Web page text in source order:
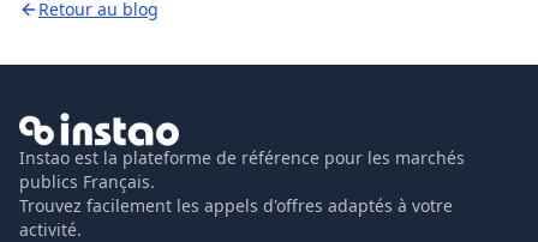
Retour au blog
Instao est la plateforme de référence pour les marchés
publics Français.
Trouvez facilement les appels d'offres adaptés à votre
activité.